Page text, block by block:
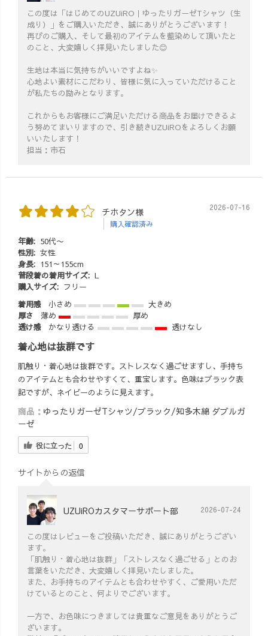
この度は「はじめてのUZUiRO｜ゆったりガーゼTシャツ（生
成り）」をご購入いただき、誠にありがとうございます！
再びのご購入、そして最初のアイテムを藍染めして頂いたと
のこと、大変嬉しく拝見いたしました😊
生地は本当に気持ちがいいですよね✨
心地よい素材にこだわり、皆様に気に入っていただけること
が私たちの励みとなります。
これからもお客様にご満足いただける商品をお届けできるよ
う努めてまいりますので、引き続きUZUiROをよろしくお願
いいたします！
担当：市石
チホタン様
購入確認済み
2026-07-16
年齢: 50代〜
性別: 女性
身長: 151～155cm
普段着の着用サイズ: L
購入サイズ: フリー
着用感
小さめ
大きめ
厚さ
薄め
厚め
透け感
かなり透ける 透けなし
着心地は抜群です
肌触り・着心地は抜群です。ストレスなく過ごせますし、手持ち
のアイテムとも合わせやすくて、重宝します。色味はブラック表
記ですが、ネイビーのように見えます。
商品： ゆったりガーゼTシャツ/ブラック/知多木綿 ダブルガ
ーゼ
役に立った 0
サイトからの返信
UZUiROカスタマーサポート部 2026-07-24
この度はレビューをご投稿いただき、誠にありがとうござい
ます。
「肌触り・着心地は抜群」「ストレスなく過ごせる」とのお
言葉をいただき、大変嬉しく拝見いたしました。
また、お手持ちのアイテムとも合わせやすく、ご愛用いただ
けているとのこと、何よりでございます。
一方で、お色味につきましては貴重なご意見をありがとうご
ざいます。